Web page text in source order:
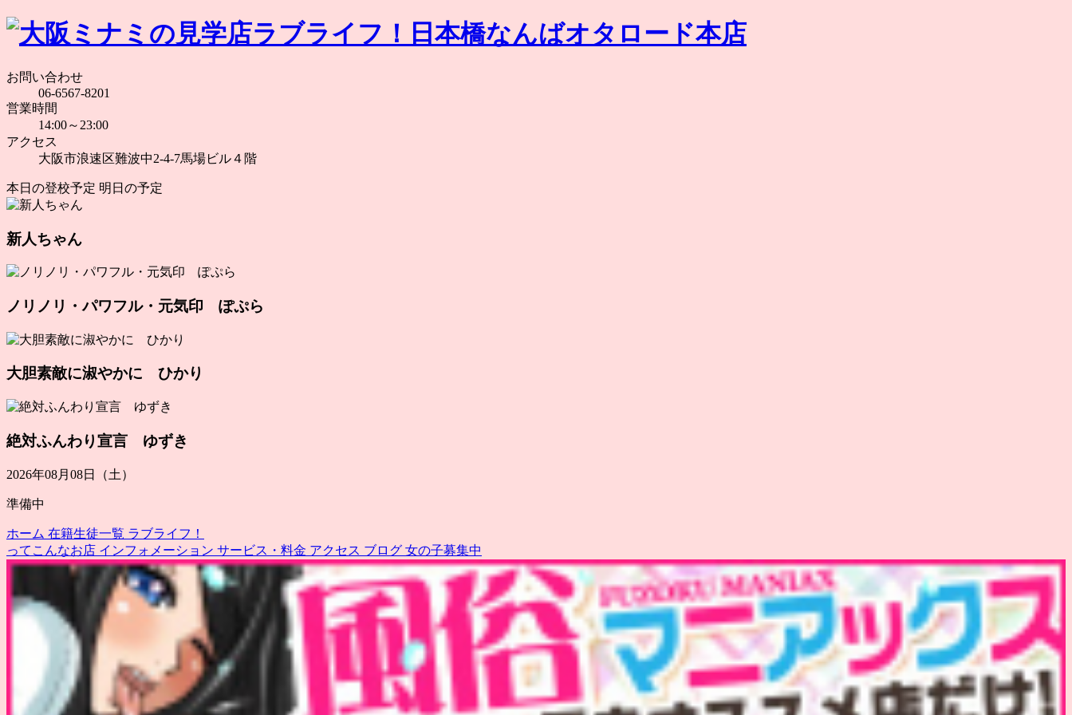
お問い合わせ
06-6567-8201
営業時間
14:00～23:00
アクセス
大阪市浪速区難波中2-4-7馬場ビル４階
本日の登校予定 明日の予定
新人ちゃん
ノリノリ・パワフル・元気印 ぽぷら
大胆素敵に淑やかに ひかり
絶対ふんわり宣言 ゆずき
2026年08月08日（土）
準備中
ホーム 在籍生徒一覧 ラブライフ！
ってこんなお店 インフォメーション サービス・料金 アクセス ブログ 女の子募集中